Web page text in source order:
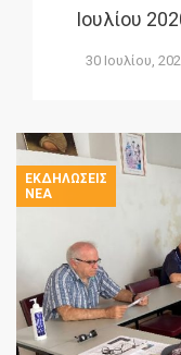
Ιουλίου
30 Ιουλίου,
ΕΚΔΗΛΏΣΕΙΣ
ΝΈΑ